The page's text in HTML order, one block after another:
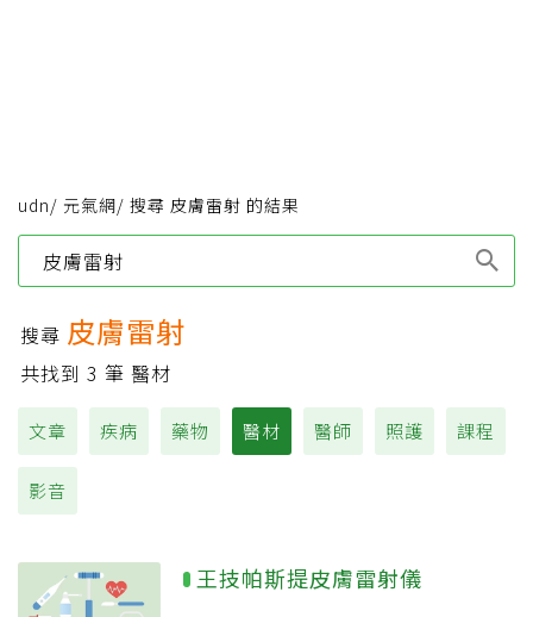
udn/ 元氣網/ 搜尋 皮膚雷射 的結果
搜尋 皮膚雷射
共找到3 筆 醫材
文章 疾病 藥物 醫材 醫師 照護 課程
影音
王技帕斯提皮膚雷射儀